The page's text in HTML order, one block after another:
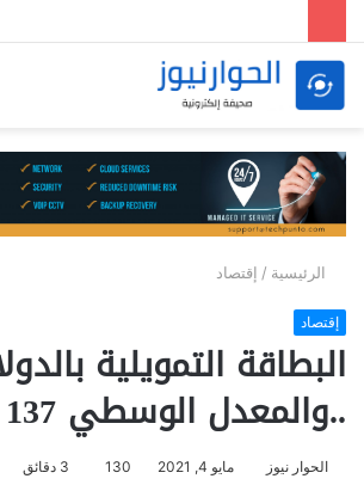
الرئيسية / إقتصاد
إقتصاد
البطاقة التمويلية
..والمعدل الوسطي 137 شهريا
الحوار نيوز مايو 4, 2021 130